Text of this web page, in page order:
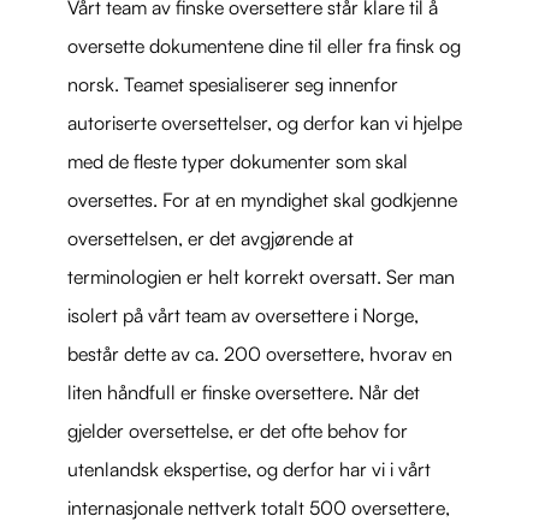
Vårt team av finske oversettere står klare til å
oversette dokumentene dine til eller fra finsk og
norsk. Teamet spesialiserer seg innenfor
autoriserte oversettelser, og derfor kan vi hjelpe
med de fleste typer dokumenter som skal
oversettes. For at en myndighet skal godkjenne
oversettelsen, er det avgjørende at
terminologien er helt korrekt oversatt. Ser man
isolert på vårt team av oversettere i Norge,
består dette av ca. 200 oversettere, hvorav en
liten håndfull er finske oversettere. Når det
gjelder oversettelse, er det ofte behov for
utenlandsk ekspertise, og derfor har vi i vårt
internasjonale nettverk totalt 500 oversettere,